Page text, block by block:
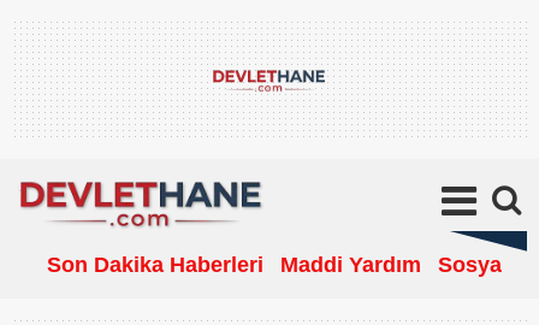
Son Dakika Haberleri Maddi Yardım Sosyal